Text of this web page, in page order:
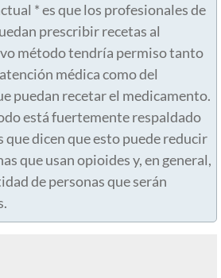
* es que los profesionales de
prescribir recetas al
método tendría permiso tanto
médica como del
puedan recetar el medicamento.
está fuertemente respaldado
que dicen que esto puede reducir
que usan opioides y, en general,
de personas que serán